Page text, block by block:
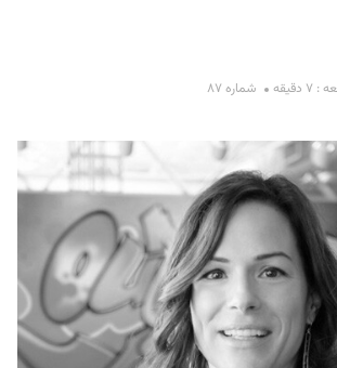
شماره ۸۷